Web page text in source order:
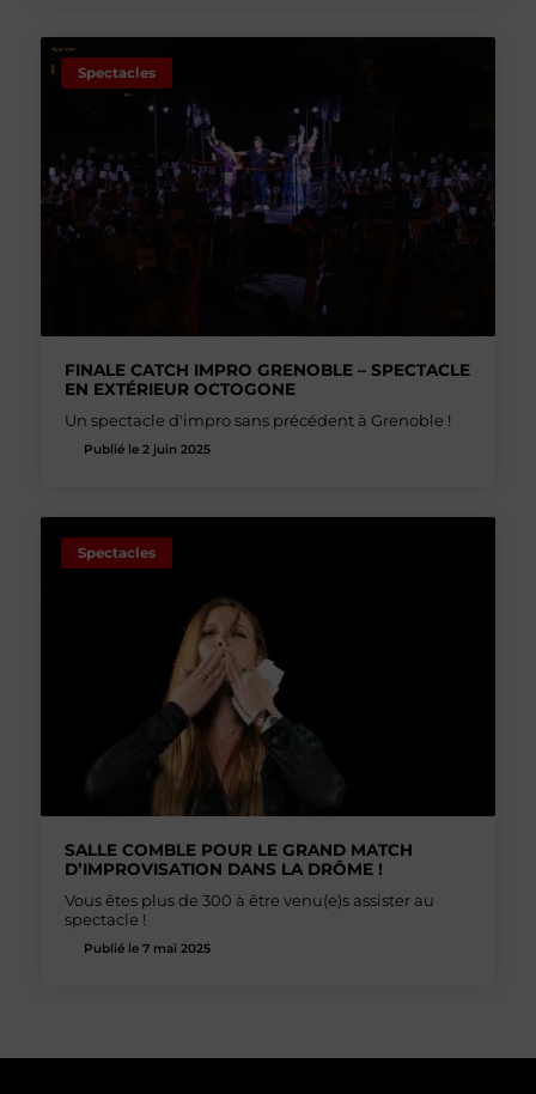
Spectacles
FINALE CATCH IMPRO GRENOBLE – SPECTACLE
EN EXTÉRIEUR OCTOGONE
Un spectacle d'impro sans précédent à Grenoble !
Publié le 2 juin 2025
Spectacles
SALLE COMBLE POUR LE GRAND MATCH
D’IMPROVISATION DANS LA DRÔME !
Vous êtes plus de 300 à être venu(e)s assister au
spectacle !
Publié le 7 mai 2025